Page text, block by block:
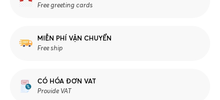
Free greeting cards
MIỄN PHÍ VẬN CHUYỂN
Free ship
CÓ HÓA ĐƠN VAT
Provide VAT